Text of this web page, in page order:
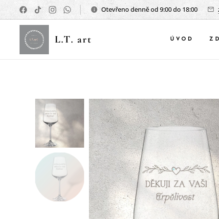
Otevřeno denně od 9:00 do 18:00
L.T. art ÚVOD